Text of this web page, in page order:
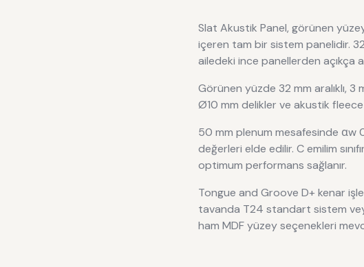
Slat Akustik Panel, görünen
içeren tam bir sistem panelidir. 32
ailedeki ince panellerden açıkça
Görünen yüzde 32 mm aralıklı,
Ø10 mm delikler ve akustik
50 mm plenum mesafesinde αw
değerleri elde edilir. C emilim
optimum performans sağlanır.
Tongue and Groove D+ kenar
tavanda T24 standart sistem
ham MDF yüzey seçenekleri